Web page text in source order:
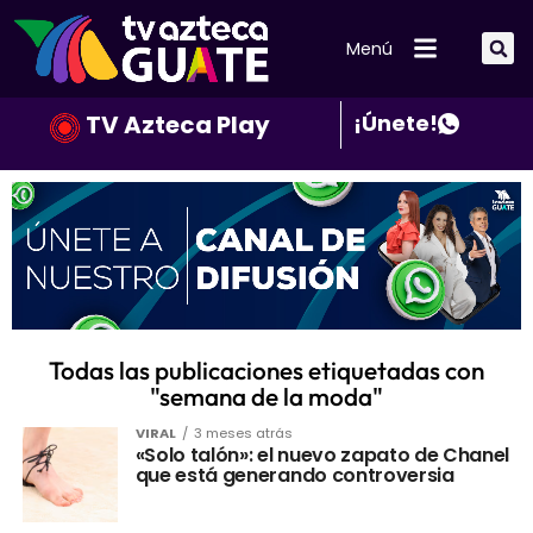
Menú
TV Azteca Play ¡Únete!
Todas las publicaciones etiquetadas con
"semana de la moda"
VIRAL 3 meses atrás
«Solo talón»: el nuevo zapato de Chanel
que está generando controversia